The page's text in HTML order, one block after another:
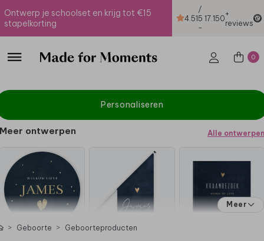
Ontwerp je schoolset en krijg tot €15
stapelkorting
4.51
/
5
-
17.150+
reviews
0
Personaliseren
Meer ontwerpen Alle ontwerpen
Meer
Geboorte Geboorteproducten